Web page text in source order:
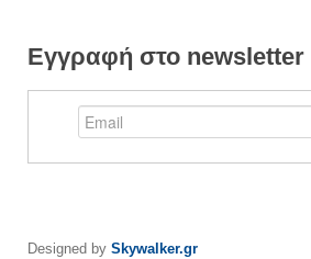
Εγγραφή στο newsletter
Designed by Skywalker.gr